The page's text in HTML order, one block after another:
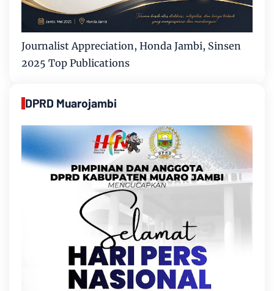
Journalist Appreciation, Honda Jambi, Sinsen
2025 Top Publications
DPRD Muarojambi